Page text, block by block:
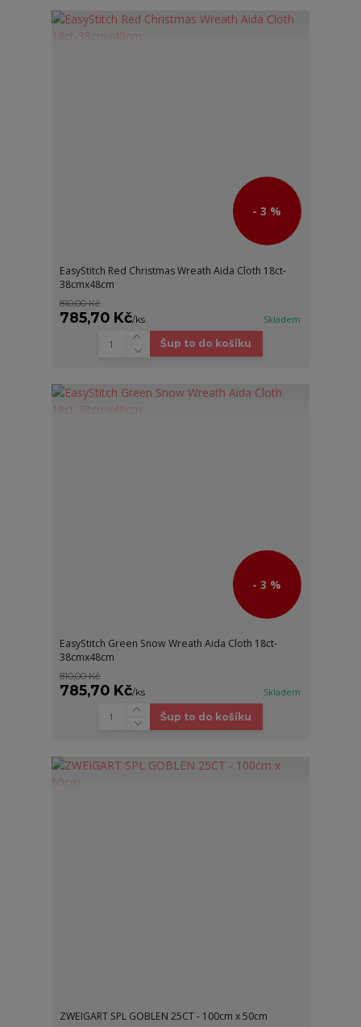
- 3 %
EasyStitch Red Christmas Wreath Aida Cloth 18ct-
38cmx48cm
810,00 Kč
785,70 Kč/ks Skladem
Šup to do košíku
- 3 %
EasyStitch Green Snow Wreath Aida Cloth 18ct-
38cmx48cm
810,00 Kč
785,70 Kč/ks Skladem
Šup to do košíku
ZWEIGART SPL GOBLEN 25CT - 100cm x 50cm